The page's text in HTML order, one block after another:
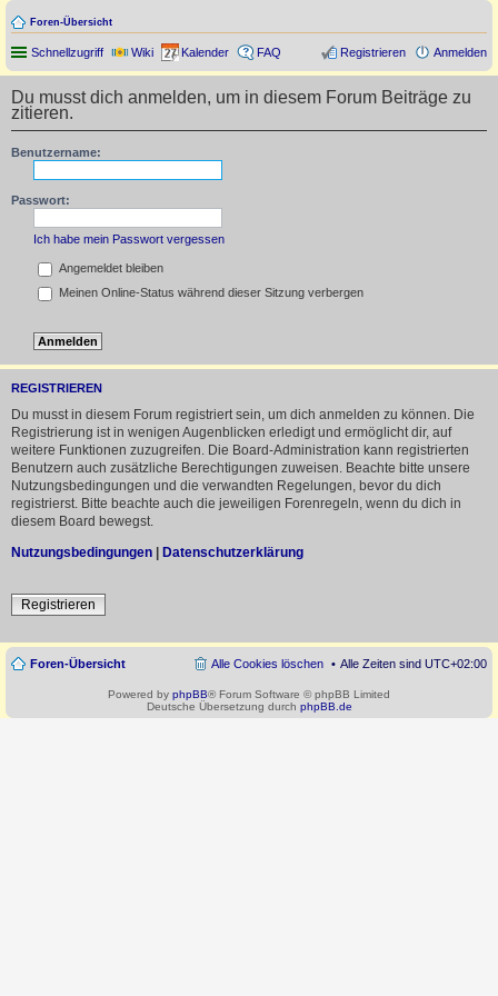
Foren-Übersicht
Schnellzugriff Wiki Kalender FAQ Anmelden
Registrieren
Du musst dich anmelden, um in diesem Forum Beiträge zu
zitieren.
Benutzername:
Passwort:
Ich habe mein Passwort vergessen
Angemeldet bleiben
Meinen Online-Status während dieser Sitzung verbergen
REGISTRIEREN
Du musst in diesem Forum registriert sein, um dich anmelden zu können. Die
Registrierung ist in wenigen Augenblicken erledigt und ermöglicht dir, auf
weitere Funktionen zuzugreifen. Die Board-Administration kann registrierten
Benutzern auch zusätzliche Berechtigungen zuweisen. Beachte bitte unsere
Nutzungsbedingungen und die verwandten Regelungen, bevor du dich
registrierst. Bitte beachte auch die jeweiligen Forenregeln, wenn du dich in
diesem Board bewegst.
Nutzungsbedingungen | Datenschutzerklärung
Registrieren
Foren-Übersicht Alle Zeiten sind UTC+02:00
Alle Cookies löschen
Powered by phpBB® Forum Software © phpBB Limited
Deutsche Übersetzung durch phpBB.de